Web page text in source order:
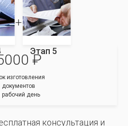
Этап 5
₽
изготовления
документов
рабочий день
консультация и